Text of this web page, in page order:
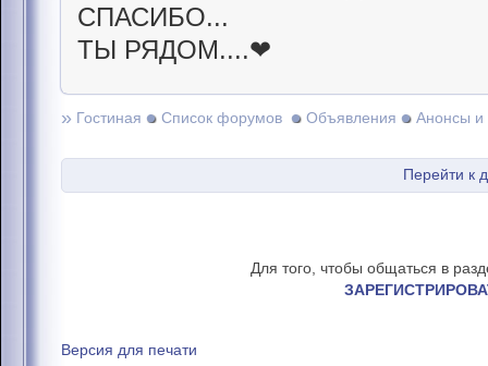
СПАСИБО...
ТЫ РЯДОМ....❤
» Гостиная Список форумов Объявления Анонсы и
Перейти к
Для того, чтобы общаться в
Версия для печати